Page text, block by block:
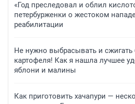
«Год преследовал и облил
петербурженки о жестоком
реабилитации
Не нужно выбрасывать и
картофеля! Как я нашла лучшее
яблони и малины
Как приготовить хачапури —